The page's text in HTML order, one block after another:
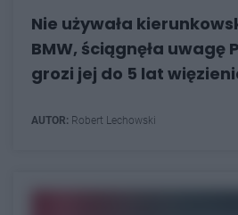
Nie używała
BMW, ściągnęła uwagę
grozi jej do 5 lat
AUTOR: Robert Lechowski